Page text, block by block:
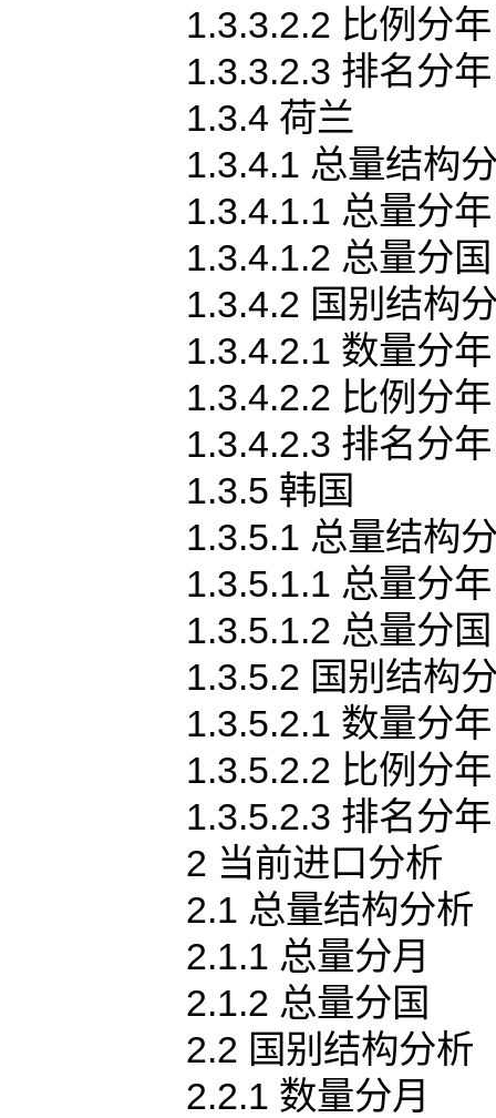
1.3.3.2.2 比例分年
1.3.3.2.3 排名分年
1.3.4 荷兰
1.3.4.1 总量结构
1.3.4.1.1 总量分年
1.3.4.1.2 总量分国
1.3.4.2 国别结构
1.3.4.2.1 数量分年
1.3.4.2.2 比例分年
1.3.4.2.3 排名分年
1.3.5 韩国
1.3.5.1 总量结构
1.3.5.1.1 总量分年
1.3.5.1.2 总量分国
1.3.5.2 国别结构
1.3.5.2.1 数量分年
1.3.5.2.2 比例分年
1.3.5.2.3 排名分年
2 当前进口分析
2.1 总量结构分析
2.1.1 总量分月
2.1.2 总量分国
2.2 国别结构分析
2.2.1 数量分月